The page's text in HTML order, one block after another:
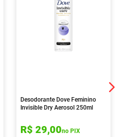
Desodorante Dove Feminino
Invisible Dry Aerosol 250ml
R$ 29,00no PIX